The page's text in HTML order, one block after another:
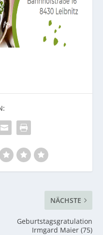
NÄCHSTE
Geburtstagsgratulation
Irmgard Maier (75)